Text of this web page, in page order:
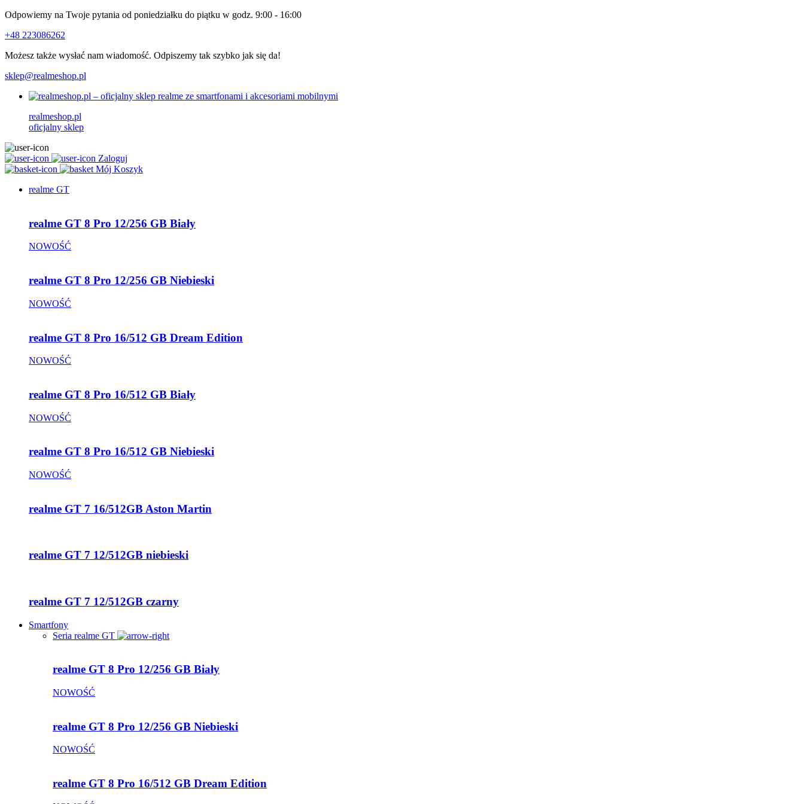
Odpowiemy na Twoje pytania od poniedziałku do piątku w godz. 9:00 - 16:00
+48 223086262
Możesz także wysłać nam wiadomość. Odpiszemy tak szybko jak się da!
sklep@realmeshop.pl
realmeshop.pl
oficjalny sklep
Zaloguj
Mój Koszyk
realme GT
realme GT 8 Pro 12/256 GB Biały
NOWOŚĆ
realme GT 8 Pro 12/256 GB Niebieski
NOWOŚĆ
realme GT 8 Pro 16/512 GB Dream Edition
NOWOŚĆ
realme GT 8 Pro 16/512 GB Biały
NOWOŚĆ
realme GT 8 Pro 16/512 GB Niebieski
NOWOŚĆ
realme GT 7 16/512GB Aston Martin
realme GT 7 12/512GB niebieski
realme GT 7 12/512GB czarny
Smartfony
Seria realme GT
realme GT 8 Pro 12/256 GB Biały
NOWOŚĆ
realme GT 8 Pro 12/256 GB Niebieski
NOWOŚĆ
realme GT 8 Pro 16/512 GB Dream Edition